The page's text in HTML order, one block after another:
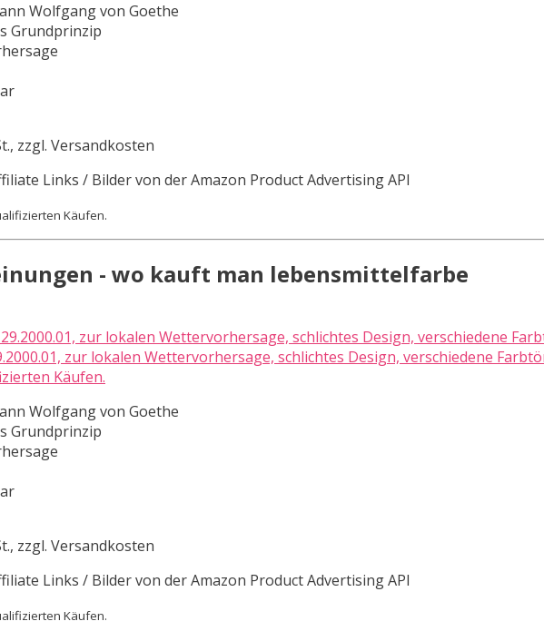
Wolfgang von Goethe
Grundprinzip
zzgl. Versandkosten
Links / Bilder von der Amazon Product Advertising API
Käufen.
- wo kauft man lebensmittelfarbe
zur lokalen Wettervorhersage, schlichtes Design, verschiedene
Käufen.
Wolfgang von Goethe
Grundprinzip
zzgl. Versandkosten
Links / Bilder von der Amazon Product Advertising API
Käufen.